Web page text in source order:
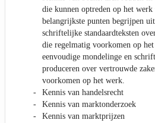
die kunnen optreden op het werk
belangrijkste punten begrijpen
schriftelijke standaardteksten
die regelmatig voorkomen op
eenvoudige mondelinge en
produceren over vertrouwde
voorkomen op het werk.
Kennis van handelsrecht
Kennis van marktonderzoek
Kennis van marktprijzen